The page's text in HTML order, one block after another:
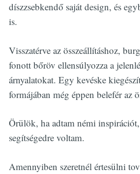
díszzsebkendő saját design, és
is.
Visszatérve az összeállításhoz,
fonott bőröv ellensúlyozza a
árnyalatokat. Egy kevéske
formájában még éppen belefér az
Örülök, ha adtam némi inspirációt,
segítségedre voltam.
Amennyiben szeretnél értesülni